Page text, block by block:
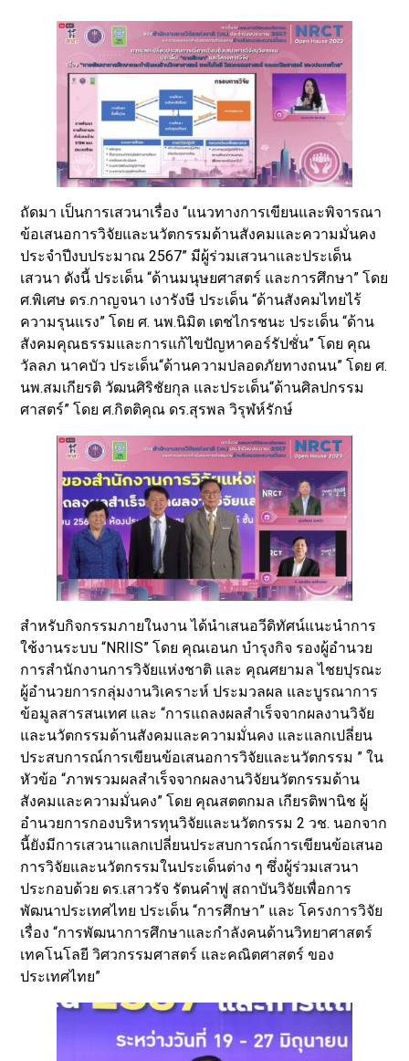
ถัดมา เป็นการเสวนาเรื่อง “แนวทางการเขียนและพิจารณา
ข้อเสนอการวิจัยและนวัตกรรมด้านสังคมและความมั่นคง
ประจำปีงบประมาณ 2567” มีผู้ร่วมเสวนาและประเด็น
เสวนา ดังนี้ ประเด็น “ด้านมนุษยศาสตร์ และการศึกษา” โดย
ศ.พิเศษ ดร.กาญจนา เงารังษี ประเด็น “ด้านสังคมไทยไร้
ความรุนแรง” โดย ศ. นพ.นิมิต เตชไกรชนะ ประเด็น “ด้าน
สังคมคุณธรรมและการแก้ไขปัญหาคอร์รัปชั่น” โดย คุณ
วัลลภ นาคบัว ประเด็น“ด้านความปลอดภัยทางถนน” โดย ศ.
นพ.สมเกียรติ วัฒนศิริชัยกุล และประเด็น“ด้านศิลปกรรม
ศาสตร์” โดย ศ.กิตติคุณ ดร.สุรพล วิรุฬห์รักษ์
สำหรับกิจกรรมภายในงาน ได้นำเสนอวีดิทัศน์แนะนำการ
ใช้งานระบบ “NRIIS” โดย คุณเอนก บำรุงกิจ รองผู้อำนวย
การสำนักงานการวิจัยแห่งชาติ และ คุณศยามล ไชยปุรณะ
ผู้อำนวยการกลุ่มงานวิเคราะห์ ประมวลผล และบูรณาการ
ข้อมูลสารสนเทศ และ “การแถลงผลสำเร็จจากผลงานวิจัย
และนวัตกรรมด้านสังคมและความมั่นคง และแลกเปลี่ยน
ประสบการณ์การเขียนข้อเสนอการวิจัยและนวัตกรรม ” ใน
หัวข้อ “ภาพรวมผลสำเร็จจากผลงานวิจัยนวัตกรรมด้าน
สังคมและความมั่นคง” โดย คุณสตตกมล เกียรติพานิช ผู้
อำนวยการกองบริหารทุนวิจัยและนวัตกรรม 2 วช. นอกจาก
นี้ยังมีการเสวนาแลกเปลี่ยนประสบการณ์การเขียนข้อเสนอ
การวิจัยและนวัตกรรมในประเด็นต่าง ๆ ซึ่งผู้ร่วมเสวนา
ประกอบด้วย ดร.เสาวรัจ รัตนคำฟู สถาบันวิจัยเพื่อการ
พัฒนาประเทศไทย ประเด็น “การศึกษา” และ โครงการวิจัย
เรื่อง “การพัฒนาการศึกษาและกำลังคนด้านวิทยาศาสตร์
เทคโนโลยี วิศวกรรมศาสตร์ และคณิตศาสตร์ ของ
ประเทศไทย”